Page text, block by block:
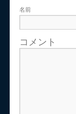
名前
コメント